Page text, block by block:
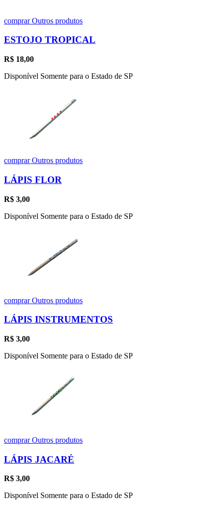
comprarOutros produtos
ESTOJO TROPICAL
R$ 18,00
Disponível Somente para o Estado de SP
comprarOutros produtos
LÁPIS FLOR
R$ 3,00
Disponível Somente para o Estado de SP
comprarOutros produtos
LÁPIS INSTRUMENTOS
R$ 3,00
Disponível Somente para o Estado de SP
comprarOutros produtos
LÁPIS JACARÉ
R$ 3,00
Disponível Somente para o Estado de SP